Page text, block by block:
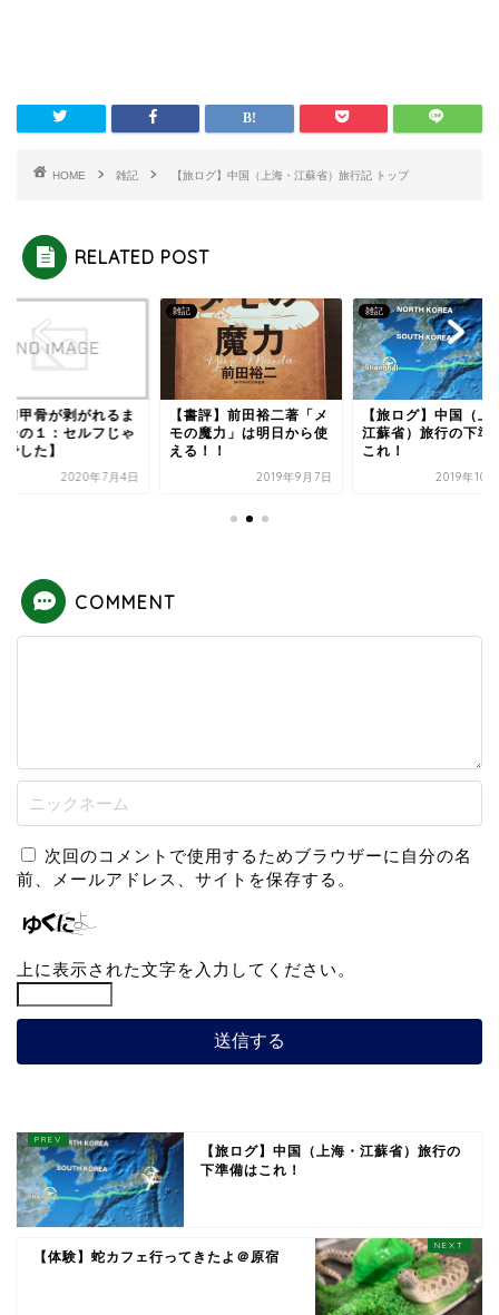
HOME 雑記 【旅ログ】中国（上海・江蘇省）旅行記 トップ
RELATED POST
肩甲骨が剥がれるま
その１：セルフじゃ
した】
2020年7月4日
雑記
【書評】前田裕二著「メ
モの魔力」は明日から使
える！！
2019年9月7日
雑記
【旅ログ】中国（上
江蘇省）旅行の下準
これ！
2019年10
COMMENT
次回のコメントで使用するためブラウザーに自分の名
前、メールアドレス、サイトを保存する。
上に表示された文字を入力してください。
【旅ログ】中国（上海・江蘇省）旅行の
下準備はこれ！
【体験】蛇カフェ行ってきたよ＠原宿